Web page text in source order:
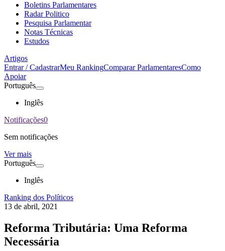
Boletins Parlamentares
Radar Politico
Pesquisa Parlamentar
Notas Técnicas
Estudos
Artigos
Entrar / CadastrarMeu RankingComparar ParlamentaresComo
Apoiar
Português
Inglês
Notificações0
Sem notificações
Ver mais
Português
Inglês
Ranking dos Políticos
13 de abril, 2021
Reforma Tributária: Uma Reforma
Necessária